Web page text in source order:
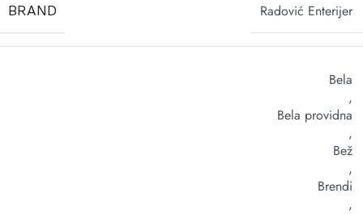
BRAND Radović Enterijer
Bela
,
Bela providna
,
Bež
,
Brendi
,